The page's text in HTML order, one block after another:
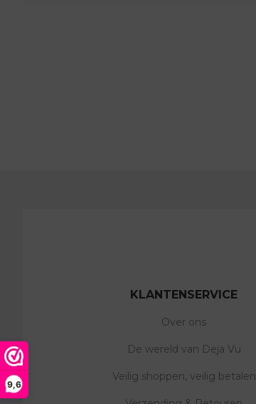
9,6
KLANTENSERVICE
Over ons
De wereld van Deja Vu
Veilig shoppen, veilig betalen